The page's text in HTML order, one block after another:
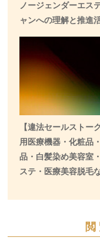
ノージェンダーエス
ャンへの理解と推進
【違法セールストー
用医療機器・化粧品
品・白髪染め美容室
ステ・医療美容脱毛